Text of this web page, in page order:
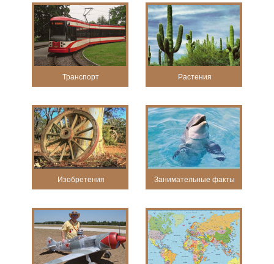
Транспорт Растения
Изобретения Занимательные факты